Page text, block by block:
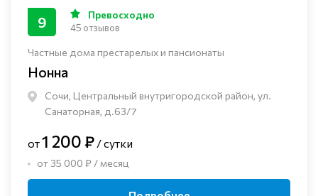
Частные дома престарелых и пансионаты
Нонна
Сочи, Центральный внутригородской район, ул.
Санаторная, д.63/7
9 Превосходно
45 отзывов
от1 200 ₽ / сутки
от 35 000 ₽ / месяц